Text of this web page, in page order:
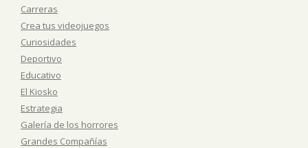
Carreras
Crea tus videojuegos
Curiosidades
Deportivo
Educativo
El Kiosko
Estrategia
Galería de los horrores
Grandes Compañías